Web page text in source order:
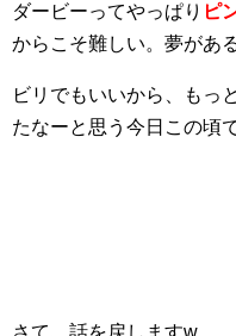
ダービーってやっぱり ピ
からこそ難しい。夢がある
ビリでもいいから、もっ
たなーと思う今日この頃